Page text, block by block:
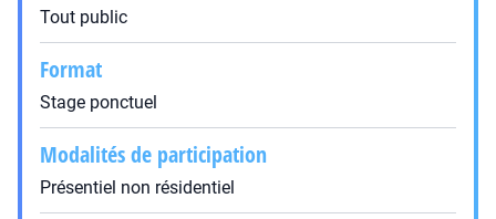
Tout public
Format
Stage ponctuel
Modalités de participation
Présentiel non résidentiel